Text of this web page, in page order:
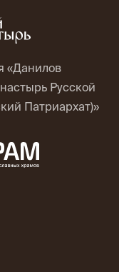
«Данилов
Русской
Патриархат)»